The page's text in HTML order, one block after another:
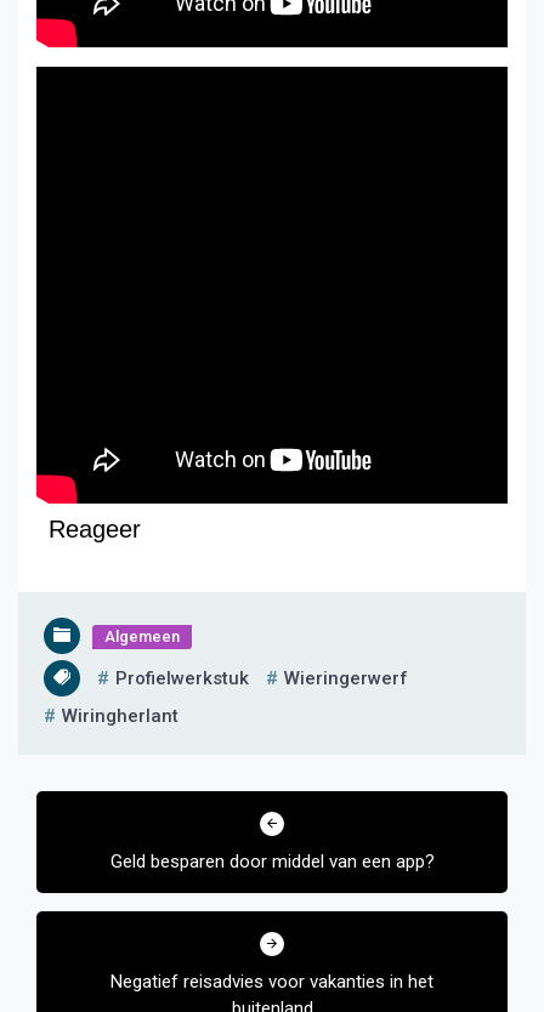
Reageer
Algemeen
Profielwerkstuk
Wieringerwerf
Wiringherlant
Bericht
Geld besparen door middel van een app?
Negatief reisadvies voor vakanties in het